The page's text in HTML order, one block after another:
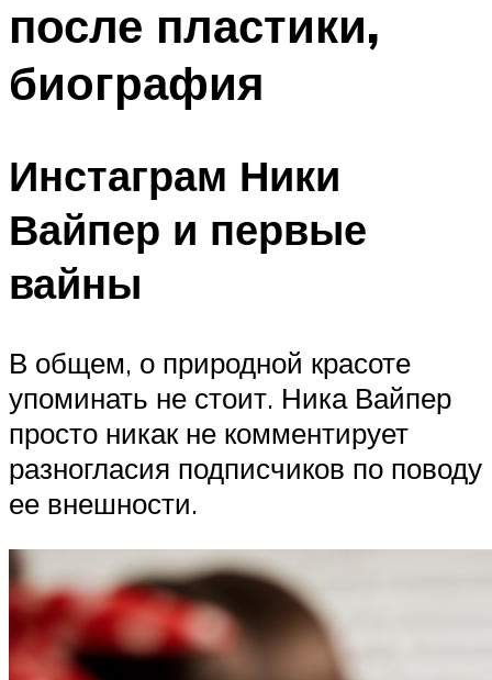
после пластики,
биография
Инстаграм Ники
Вайпер и первые
вайны
В общем, о природной красоте
упоминать не стоит. Ника Вайпер
просто никак не комментирует
разногласия подписчиков по поводу
ее внешности.